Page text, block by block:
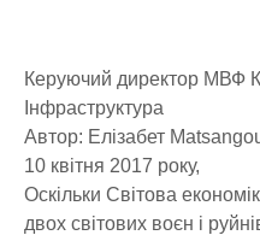
Керуючий директор МВФ
Інфраструктура
Автор: Елізабет
10 квітня 2017 року,
Оскільки Світова
двох світових воєн і